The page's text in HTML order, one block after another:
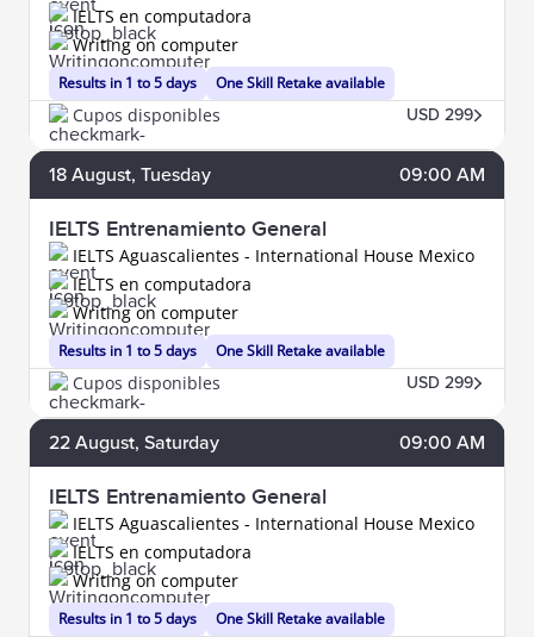
Results in 1 to 5 days
IELTS en computadora
Writing on computer
One Skill Retake available
Cupos disponibles USD 299
18 August, Tuesday 09:00 AM
IELTS Entrenamiento General
IELTS Aguascalientes - International House Mexico
Results in 1 to 5 days
IELTS en computadora
Writing on computer
One Skill Retake available
Cupos disponibles USD 299
22 August, Saturday 09:00 AM
IELTS Entrenamiento General
IELTS Aguascalientes - International House Mexico
Results in 1 to 5 days
IELTS en computadora
Writing on computer
One Skill Retake available